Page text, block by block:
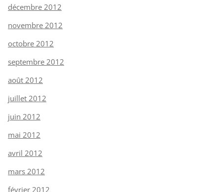
décembre 2012
novembre 2012
octobre 2012
septembre 2012
août 2012
juillet 2012
juin 2012
mai 2012
avril 2012
mars 2012
février 2012